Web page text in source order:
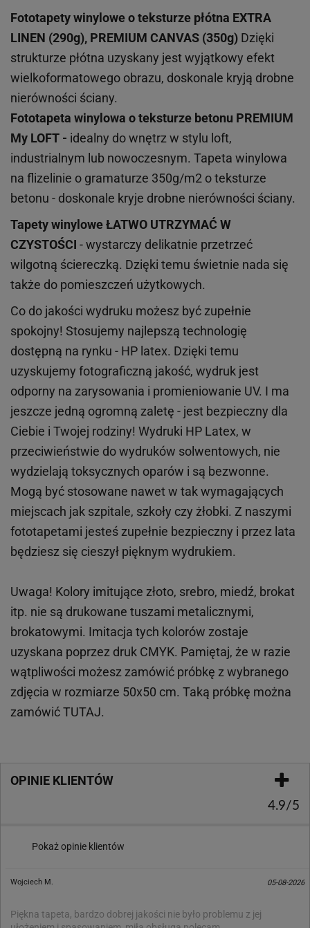
Fototapety winylowe oteksturze płótna EXTRA
LINEN (290g), PREMIUM CANVAS (350g) Dzięki
strukturze płótna uzyskany jest wyjątkowy efekt
wielkoformatowego obrazu, doskonale kryją drobne
nierówności ściany.
Fototapeta winylowa oteksturze betonu PREMIUM
My LOFT - idealny do wnętrz w stylu loft,
industrialnym lub nowoczesnym. Tapeta winylowa
na flizelinie o gramaturze 350g/m2 o teksturze
betonu - doskonale kryje drobne nierówności ściany.
Tapety winyloweŁATWO UTRZYMAĆ W
CZYSTOŚCI - wystarczy delikatnie przetrzeć
wilgotną ściereczką. Dzięki temu świetnie nada się
także do pomieszczeń użytkowych.
Co do jakości wydruku możesz być zupełnie
spokojny! Stosujemy najlepszą technologię
dostępną na rynku - HP latex. Dzięki temu
uzyskujemy fotograficzną jakość, wydruk jest
odporny na zarysowania i promieniowanie UV. I ma
jeszcze jedną ogromną zaletę - jest bezpieczny dla
Ciebie i Twojej rodziny! Wydruki HP Latex, w
przeciwieństwie do wydruków solwentowych, nie
wydzielają toksycznych oparów i są bezwonne.
Mogą być stosowane nawet w tak wymagających
miejscach jak szpitale, szkoły czy żłobki. Z naszymi
fototapetami jesteś zupełnie bezpieczny i przez lata
będziesz się cieszył pięknym wydrukiem.
Uwaga! Kolory imitujące złoto, srebro, miedź, brokat
itp. nie są drukowane tuszami metalicznymi,
brokatowymi. Imitacja tych kolorów zostaje
uzyskana poprzez druk CMYK. Pamiętaj, że w razie
wątpliwości możesz zamówić próbkę z wybranego
zdjęcia w rozmiarze 50x50 cm. Taką próbkę można
zamówićTUTAJ.
OPINIE KLIENTÓW
4.9/5
Pokaż opinie klientów
Wojciech M. 05-08-2026
Piękna tapeta, bardzo dobrej jakości nie było problemu z jej